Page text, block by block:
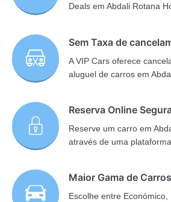
Deals em Abdali Rotana
Sem Taxa de
A VIP Cars oferece
aluguel de carros em
Reserva Online
Reserve um carro em
através de uma
Maior Gama de Carros
Escolhe entre Económico,